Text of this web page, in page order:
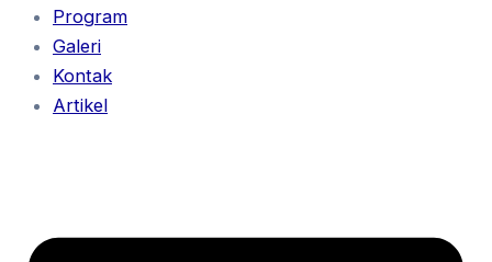
Program
Galeri
Kontak
Artikel